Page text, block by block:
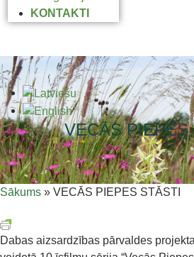
KONTAKTI
VECĀS PIEPES
Sākums » VECĀS PIEPES STĀSTI
Dabas aizsardzības pārvaldes